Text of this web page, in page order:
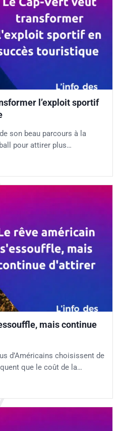
l’exploit sportif
son beau parcours à la
pour attirer plus…
mais continue
d’Américains choisissent de
que le coût de la…